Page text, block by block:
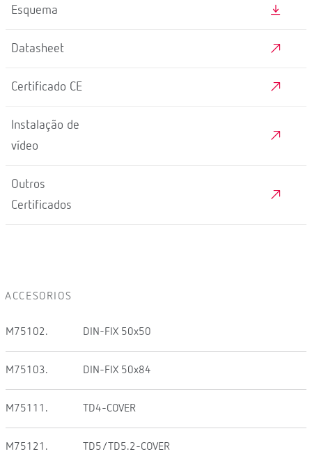
Esquema
Datasheet
Certificado CE
Instalação de
vídeo
Outros
Certificados
ACCESORIOS
M75102. DIN-FIX 50x50
M75103. DIN-FIX 50x84
M75111. TD4-COVER
M75121. TD5/TD5.2-COVER